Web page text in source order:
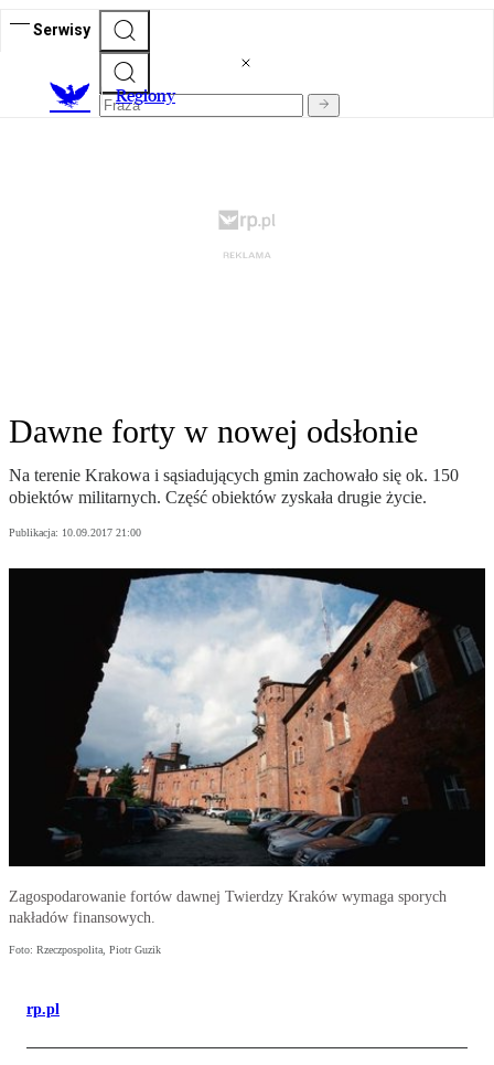
Serwisy
Regiony
Dawne forty w nowej odsłonie
Na terenie Krakowa i sąsiadujących gmin zachowało się ok. 150
obiektów militarnych. Część obiektów zyskała drugie życie.
Publikacja: 10.09.2017 21:00
Zagospodarowanie fortów dawnej Twierdzy Kraków wymaga sporych
nakładów finansowych.
Foto: Rzeczpospolita, Piotr Guzik
rp.pl